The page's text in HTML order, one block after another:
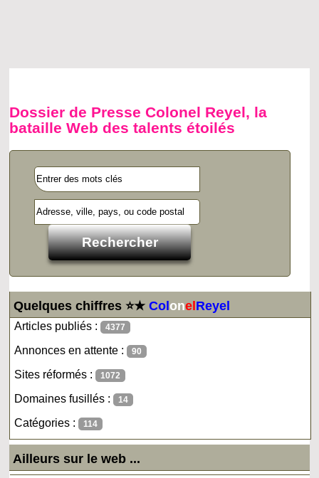
Dossier de Presse Colonel Reyel, la
bataille Web des talents étoilés
Quelques chiffres ⭐★ColonelReyel
Articles publiés : 4377
Annonces en attente : 90
Sites réformés : 1072
Domaines fusillés : 14
Catégories : 114
Ailleurs sur le web ...